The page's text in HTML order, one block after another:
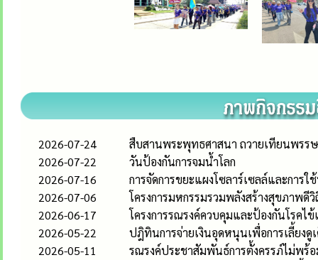
2026-07-24
สืบสานพระพุทธศาสนา ถวายเทียนพรร
2026-07-22
วันป้องกันการจมน้ำโลก
2026-07-16
การจัดการขยะแผงโซลาร์เซลล์และการ
2026-07-06
โครงการมหกรรมรวมพลังสร้างสุขภาพดี
2026-06-17
โครงการรณรงค์ควบคุมและป้องกันโรคไข้
2026-05-22
ปฎิทินการจ่ายเงินอุดหนุนเพื่อการเลี้ยงดู
2026-05-11
รณรงค์ประชาสัมพันธ์การตั้งครรภ์ไม่พร้